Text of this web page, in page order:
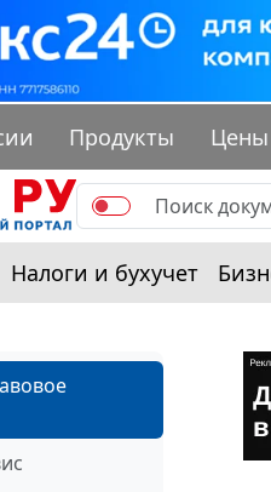
Продукты Цены
Налоги и бухучет